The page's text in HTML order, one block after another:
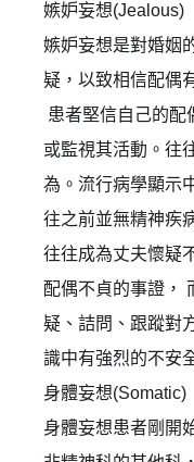
建立專屬帳號
我 要 註 冊
嫉妒妄想(Jealous)
嫉妒妄想是對婚姻
疑，以致相信配偶
患者堅信自己的配
或監視其活動。往
為。流行病學顯示
往之前並無精神疾
往往成為丈夫懷疑
配偶不貞的事證，
疑、詰問、跟蹤對
識中有強烈的不安
身體妄想(Somatic)
身體妄想患者剛開